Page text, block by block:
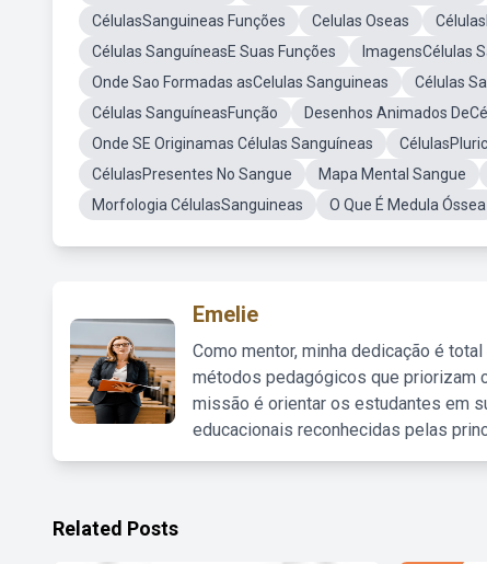
CélulasSanguineas Funções
Celulas Oseas
Células SanguíneasE Suas Funções
ImagensCélulas
Onde Sao Formadas asCelulas Sanguineas
Células
Células SanguíneasFunção
Desenhos Animados
Onde SE Originamas Células Sanguíneas
CélulasPresentes No Sangue
Mapa Mental Sangue
Morfologia CélulasSanguineas
O Que É Medula Óssea
Emelie
Como mentor, minha dedicação é
métodos pedagógicos que priorizam
missão é orientar os estudantes em
educacionais reconhecidas pelas
Related Posts